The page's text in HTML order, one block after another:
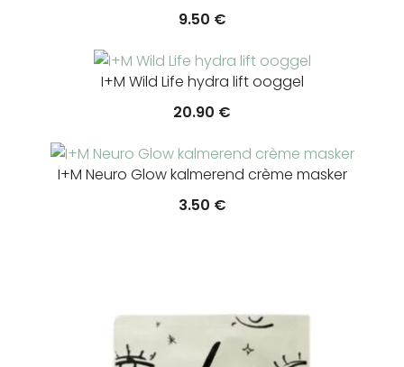
9.50 €
I+M Wild Life hydra lift ooggel
20.90 €
I+M Neuro Glow kalmerend crème masker
3.50 €